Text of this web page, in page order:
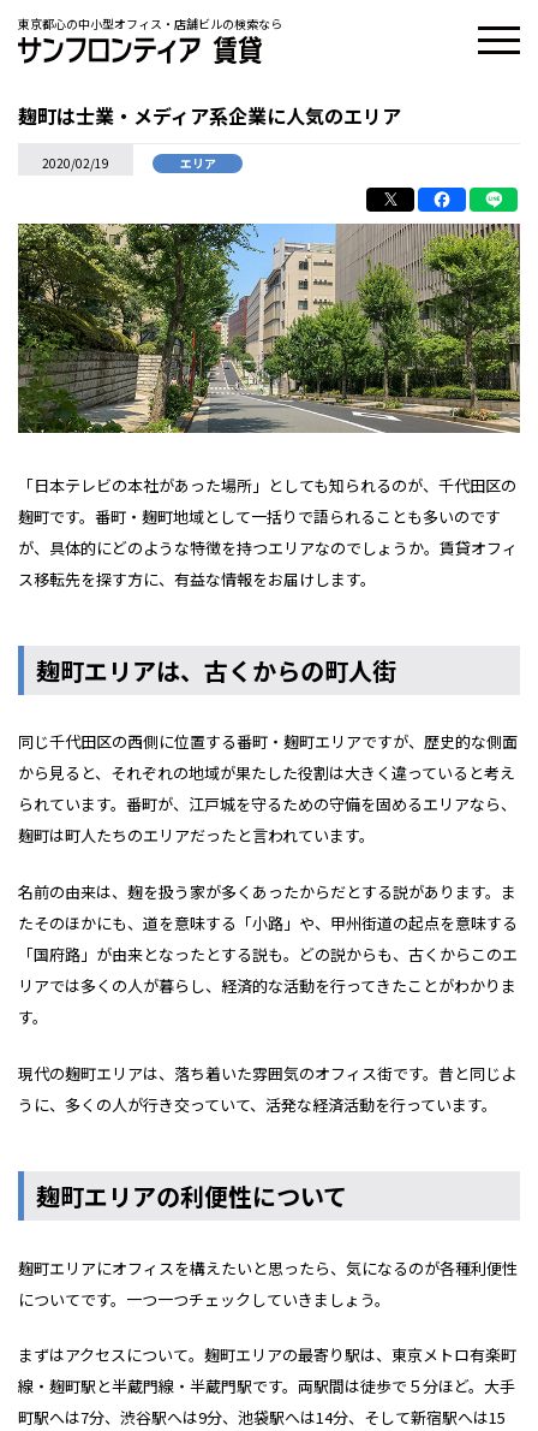
東京都心の中小型オフィス・店舗ビルの検索なら
麹町は士業・メディア系企業に人気のエリア
2020/02/19 エリア
「日本テレビの本社があった場所」としても知られるのが、千代田区の
麹町です。番町・麹町地域として一括りで語られることも多いのです
が、具体的にどのような特徴を持つエリアなのでしょうか。賃貸オフィ
ス移転先を探す方に、有益な情報をお届けします。
麹町エリアは、古くからの町人街
同じ千代田区の西側に位置する番町・麹町エリアですが、歴史的な側面
から見ると、それぞれの地域が果たした役割は大きく違っていると考え
られています。番町が、江戸城を守るための守備を固めるエリアなら、
麹町は町人たちのエリアだったと言われています。
名前の由来は、麹を扱う家が多くあったからだとする説があります。ま
たそのほかにも、道を意味する「小路」や、甲州街道の起点を意味する
「国府路」が由来となったとする説も。どの説からも、古くからこのエ
リアでは多くの人が暮らし、経済的な活動を行ってきたことがわかりま
す。
現代の麹町エリアは、落ち着いた雰囲気のオフィス街です。昔と同じよ
うに、多くの人が行き交っていて、活発な経済活動を行っています。
麹町エリアの利便性について
麹町エリアにオフィスを構えたいと思ったら、気になるのが各種利便性
についてです。一つ一つチェックしていきましょう。
まずはアクセスについて。麹町エリアの最寄り駅は、東京メトロ有楽町
線・麹町駅と半蔵門線・半蔵門駅です。両駅間は徒歩で５分ほど。大手
町駅へは7分、渋谷駅へは9分、池袋駅へは14分、そして新宿駅へは15